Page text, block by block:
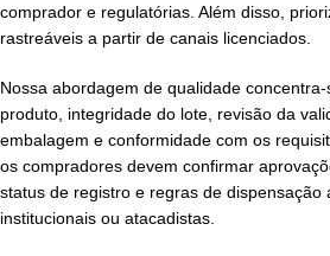
comprador e regulatórias. Além disso,
rastreáveis a partir de canais licenciados.
Nossa abordagem de qualidade
produto, integridade do lote, revisão da
embalagem e conformidade com os
os compradores devem confirmar
status de registro e regras de dispensação
institucionais ou atacadistas.